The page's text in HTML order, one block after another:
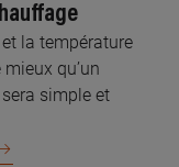
la température
qu’un
simple et